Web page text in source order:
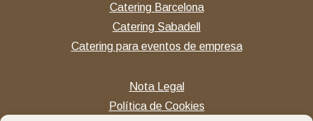
Catering Barcelona
Catering Sabadell
Catering para eventos de empresa
Nota Legal
Política de Cookies